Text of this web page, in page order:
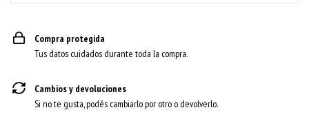
Compra protegida
Tus datos cuidados durante toda la compra.
Cambios y devoluciones
Si no te gusta, podés cambiarlo por otro o devolverlo.